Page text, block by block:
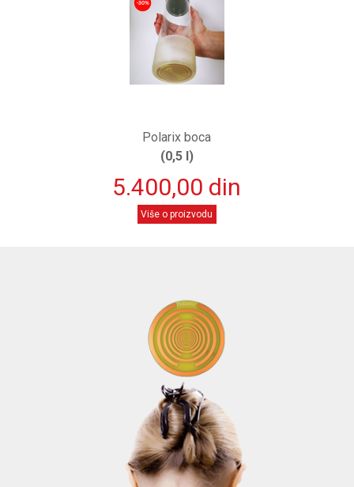
Polarix boca
(0,5 l)
5.400,00 din
Više o proizvodu